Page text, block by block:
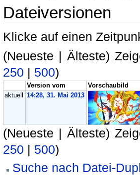
Dateiversionen
Klicke auf einen
(Neueste | Älteste)
250 | 500)
Version vom
Vorschaubild
aktuell
14:28, 31. Mai 2013
(Neueste | Älteste)
250 | 500)
Suche nach Datei-